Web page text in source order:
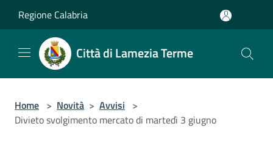
Regione Calabria
Città di Lamezia Terme
Home > Novità > Avvisi >
Divieto svolgimento mercato di martedì 3 giugno